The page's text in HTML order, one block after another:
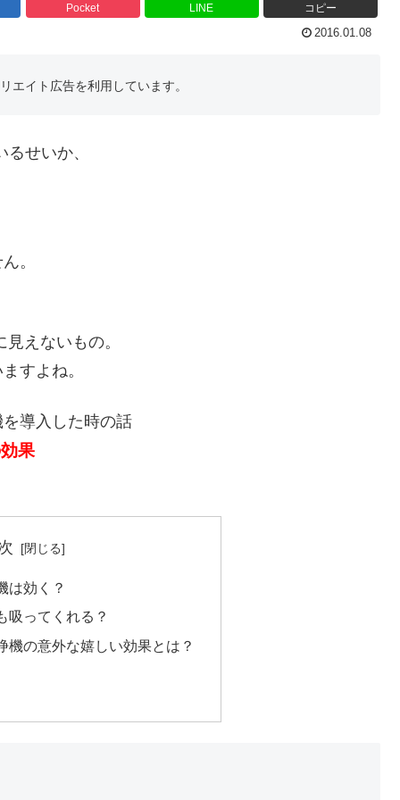
Pocket LINE コピー
2016.01.08
エイト広告を利用しています。
せいか、
。
えないもの。
すよね。
導入した時の話
果
は効く？
吸ってくれる？
機の意外な嬉しい効果とは？